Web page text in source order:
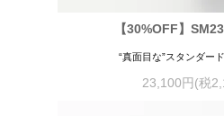
【30%OFF】
“真面目な”スタンダー
23,100円(税